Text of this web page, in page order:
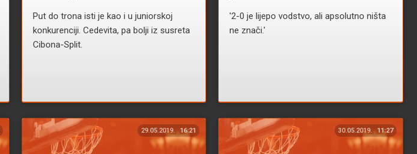
Put do trona isti je kao i u juniorskoj
konkurenciji. Cedevita, pa bolji iz susreta
Cibona-Split.
'2-0 je lijepo vodstvo, ali apsolutno ništa
ne znači.'
29.05.2019. 16:21 30.05.2019. 11:27